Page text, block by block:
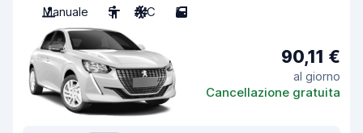
Manuale
5 A/C 5
90,11 €
al giorno
Cancellazione gratuita